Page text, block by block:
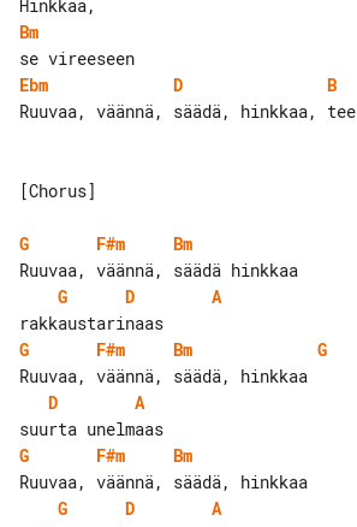
Bm
Ebm
D
B
Ruuvaa, väännä, säädä, hinkkaa, tee
[Chorus]
G F#m
Bm
G
D
A
G
F#m Bm
G
D
A
G
F#m
Bm
G
D
A